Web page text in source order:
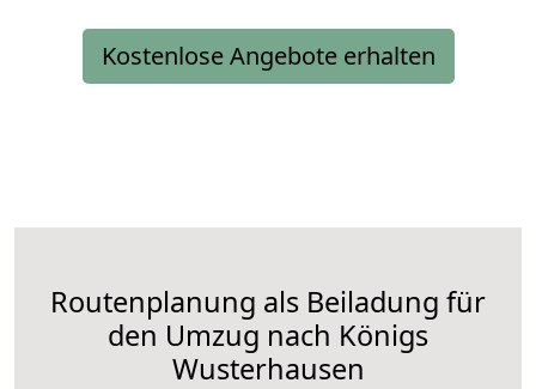
Kostenlose Angebote erhalten
Routenplanung als Beiladung für
den Umzug nach Königs
Wusterhausen